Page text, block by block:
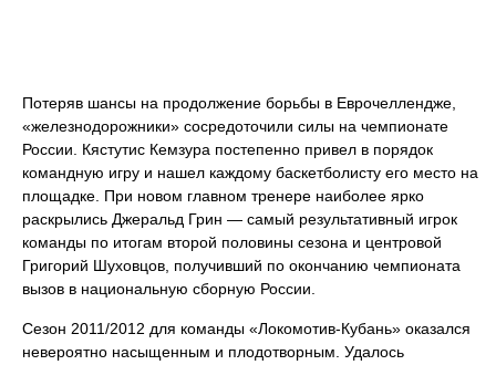
Потеряв шансы на продолжение борьбы в Еврочеллендже,
«железнодорожники» сосредоточили силы на чемпионате
России. Кястутис Кемзура постепенно привел в порядок
командную игру и нашел каждому баскетболисту его место на
площадке. При новом главном тренере наиболее ярко
раскрылись Джеральд Грин — самый результативный игрок
команды по итогам второй половины сезона и центровой
Григорий Шуховцов, получивший по окончанию чемпионата
вызов в национальную сборную России.
Сезон 2011/2012 для команды «Локомотив-Кубань» оказался
невероятно насыщенным и плодотворным. Удалось